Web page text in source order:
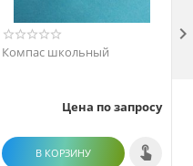
Компас школьный
Цена по запросу
В КОРЗИНУ
